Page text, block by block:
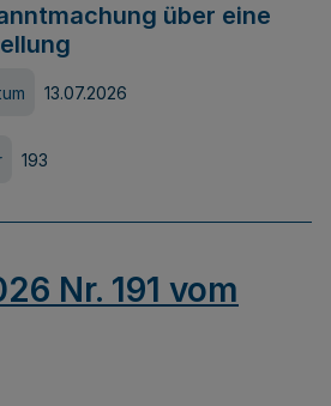
über eine
13.07.2026
193
Nr. 191 vom